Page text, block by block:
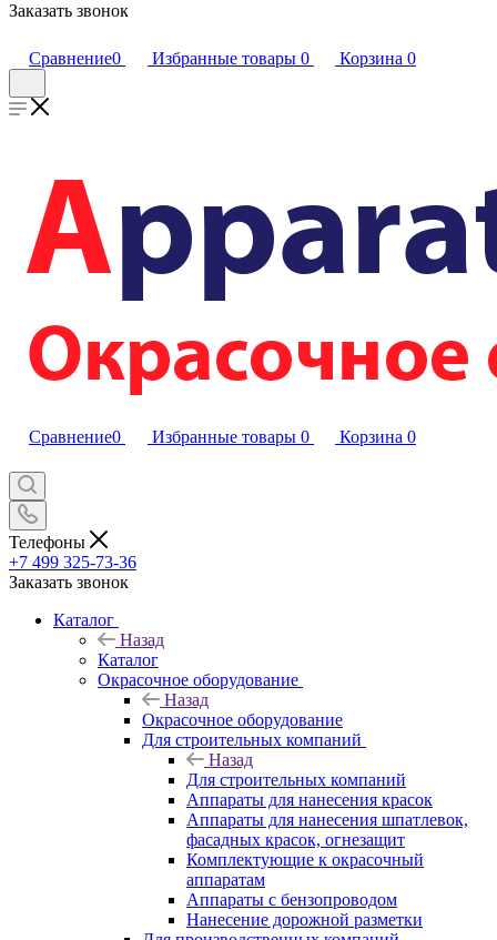
Заказать звонок
Сравнение0 Избранные товары 0 Корзина 0
Сравнение0 Избранные товары 0 Корзина 0
Телефоны
+7 499 325-73-36
Заказать звонок
Каталог
Назад
Каталог
Окрасочное оборудование
Назад
Окрасочное оборудование
Для строительных компаний
Назад
Для строительных компаний
Аппараты для нанесения красок
Аппараты для нанесения шпатлевок,
фасадных красок, огнезащит
Комплектующие к окрасочный
аппаратам
Аппараты с бензопроводом
Нанесение дорожной разметки